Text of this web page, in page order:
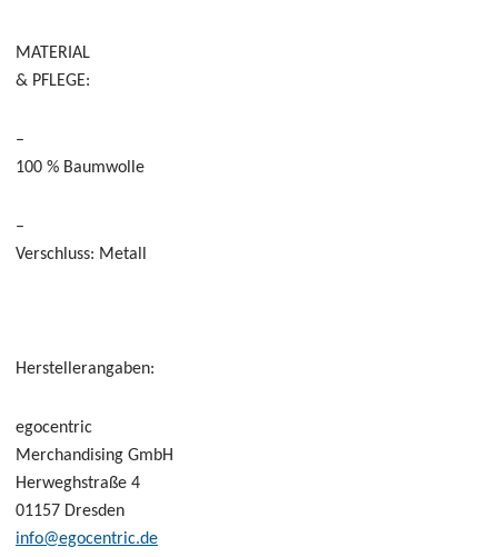
MATERIAL
& PFLEGE:
–
100 % Baumwolle
–
Verschluss: Metall
Herstellerangaben:
egocentric
Merchandising GmbH
Herweghstraße 4
01157 Dresden
info@egocentric.de